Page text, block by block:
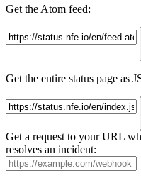
Get the Atom feed:
Get the entire status page as
Get a request to your URL
resolves an incident: